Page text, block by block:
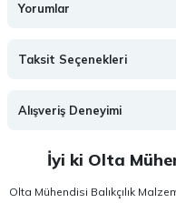
Yorumlar
Taksit Seçenekleri
Alışveriş Deneyimi
İyi ki Olta
Olta Mühendisi Balıkçılık